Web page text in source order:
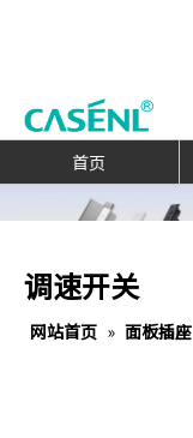
首页
调速开关
网站首页 » 面板插座